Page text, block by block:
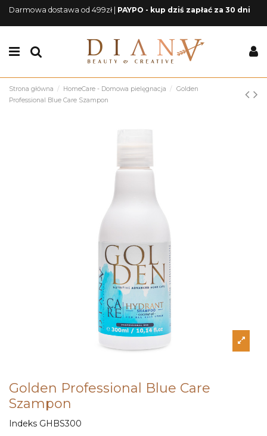
Darmowa dostawa od 499zł | PAYPO - kup dziś zapłać za 30 dni
Strona główna HomeCare - Domowa pielęgnacja
Golden
Professional Blue Care Szampon
Golden Professional Blue Care
Szampon
Indeks GHBS300